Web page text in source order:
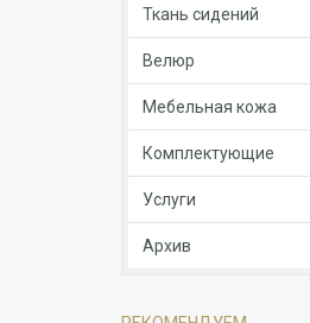
Ткань сидений
Велюр
Мебельная кожа
Комплектующие
Услуги
Архив